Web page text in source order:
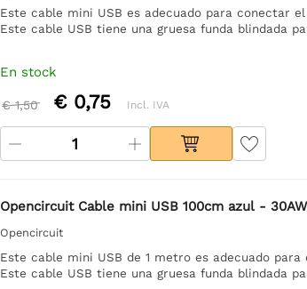
Este cable mini USB es adecuado para conectar
Este cable USB tiene una gruesa funda blindada
En stock
€ 1,50 € 0,75 Incl. IVA
Opencircuit Cable mini USB 100cm azul -
Opencircuit
Este cable mini USB de 1 metro es adecuado
Este cable USB tiene una gruesa funda blindada